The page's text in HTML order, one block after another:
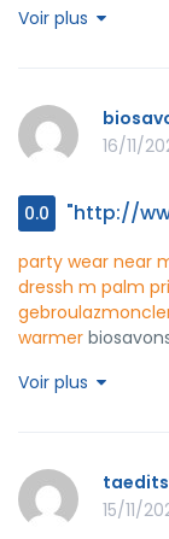
Voir plus
16/11/
0.0 "http://
party wear near
dressh m palm
gebroulaz
warmer
Voir plus
taedits
15/11/